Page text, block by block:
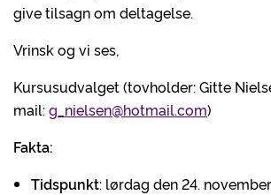
give tilsagn om deltagelse.
Vrinsk og vi ses,
Kursusudvalget (tovholder: Gitte
mail:g_nielsen@hotmail.com)
Fakta:
Tidspunkt: lørdag den 24.